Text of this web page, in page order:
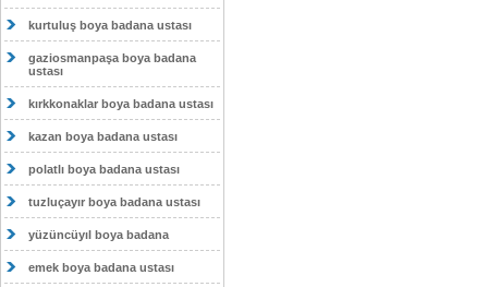
kurtuluş boya badana ustası
gaziosmanpaşa boya badana
ustası
kırkkonaklar boya badana ustası
kazan boya badana ustası
polatlı boya badana ustası
tuzluçayır boya badana ustası
yüzüncüyıl boya badana
emek boya badana ustası